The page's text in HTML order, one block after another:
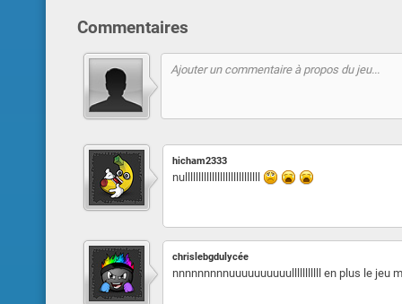
Commentaires
hicham2333
nullllllllllllllllllllllllllll
chrislebgdulycée
nnnnnnnnnuuuuuuuuuulllllllllll en plus le jeu